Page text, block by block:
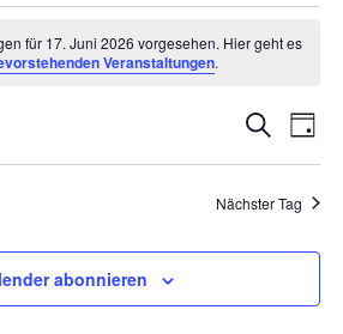
für 17. Juni 2026 vorgesehen. Hier geht es
Veranstaltungen.
und
Suche
Tag
Nächster Tag
abonnieren